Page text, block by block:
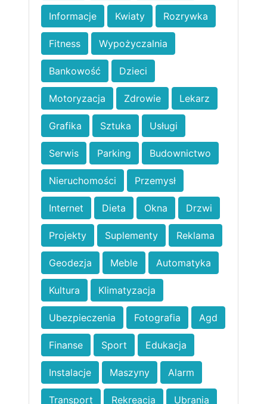
Informacje Kwiaty Rozrywka
Fitness Wypożyczalnia
Bankowość Dzieci
Motoryzacja Zdrowie Lekarz
Grafika Sztuka Usługi
Serwis Parking Budownictwo
Nieruchomości Przemysł
Internet Dieta Okna Drzwi
Projekty Suplementy Reklama
Geodezja Meble Automatyka
Kultura Klimatyzacja
Ubezpieczenia Fotografia Agd
Finanse Sport Edukacja
Instalacje Maszyny Alarm
Transport Rekreacja Ubrania